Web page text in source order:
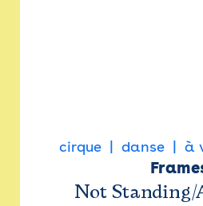
cirque danse à
Not Standing/